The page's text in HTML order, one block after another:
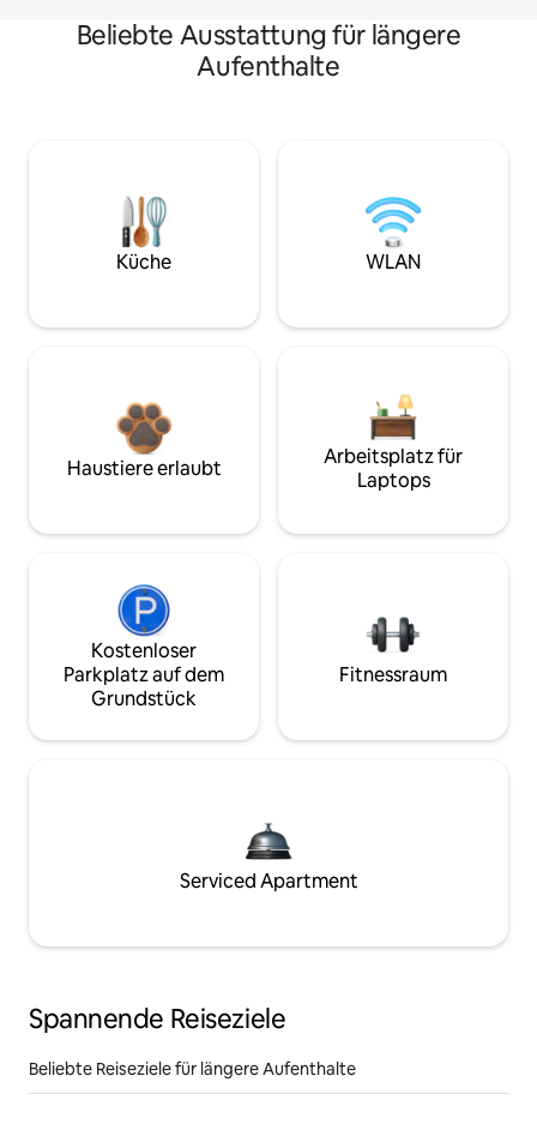
Beliebte Ausstattung für längere
Aufenthalte
Küche WLAN
Haustiere erlaubt
Arbeitsplatz für
Laptops
Kostenloser
Parkplatz auf dem
Grundstück
Fitnessraum
Serviced Apartment
Spannende Reiseziele
Beliebte Reiseziele für längere Aufenthalte